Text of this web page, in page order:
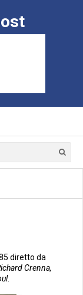
diretto da
Crenna,
.